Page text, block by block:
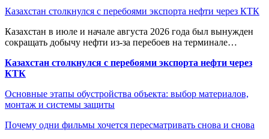
Казахстан столкнулся с перебоями экспорта нефти через КТК
Казахстан в июле и начале августа 2026 года был вынужден
сокращать добычу нефти из-за перебоев на терминале…
Казахстан столкнулся с перебоями экспорта нефти через
КТК
Основные этапы обустройства объекта: выбор материалов,
монтаж и системы защиты
Почему одни фильмы хочется пересматривать снова и снова